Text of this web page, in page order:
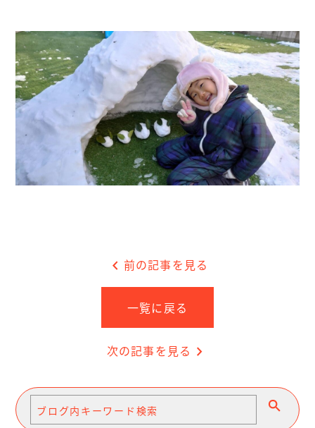
chevron_left 前の記事を見る
一覧に戻る
次の記事を見る chevron_right